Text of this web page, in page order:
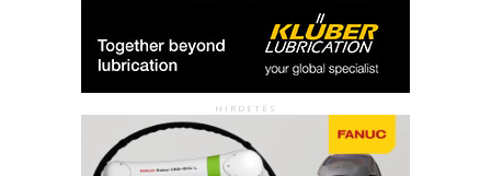
HIRDETÉS